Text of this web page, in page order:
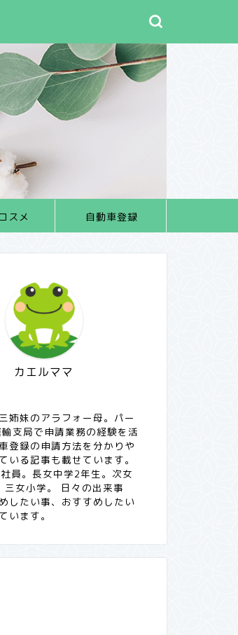
スメ 自動車登録
カエルママ
姉妹のアラフォー母。パー
支局で申請業務の経験を活
登録の申請方法を分かりや
いる記事も載せています。
員。長女中学2年生。次女
三女小学。 日々の出来事
したい事、おすすめしたい
います。